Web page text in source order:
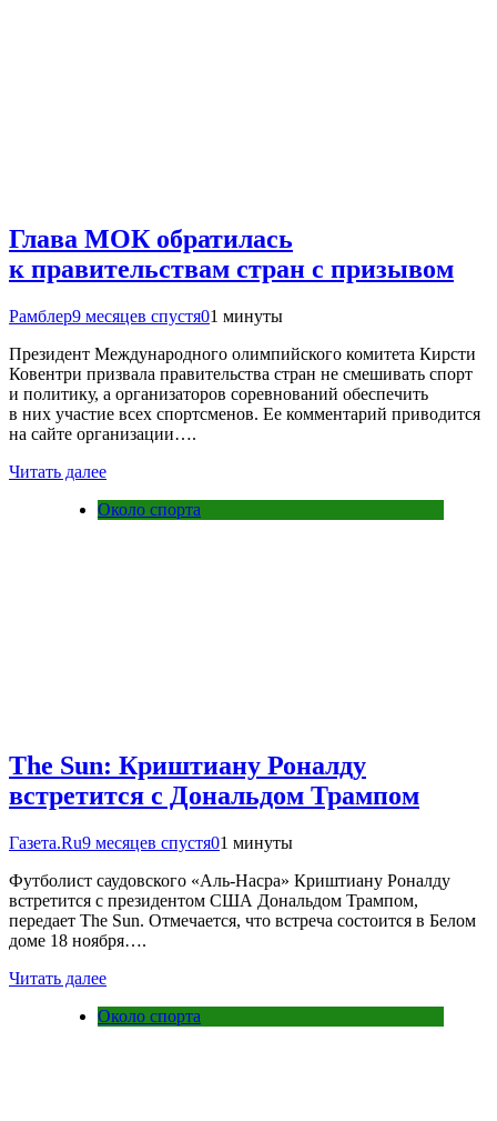
Глава МОК обратилась
к правительствам стран с призывом
Рамблер9 месяцев спустя01 минуты
Президент Международного олимпийского комитета Кирсти
Ковентри призвала правительства стран не смешивать спорт
и политику, а организаторов соревнований обеспечить
в них участие всех спортсменов. Ее комментарий приводится
на сайте организации….
Читать далее
Около спорта
The Sun: Криштиану Роналду
встретится с Дональдом Трампом
Газета.Ru9 месяцев спустя01 минуты
Футболист саудовского «Аль-Насра» Криштиану Роналду
встретится с президентом США Дональдом Трампом,
передает The Sun. Отмечается, что встреча состоится в Белом
доме 18 ноября….
Читать далее
Около спорта